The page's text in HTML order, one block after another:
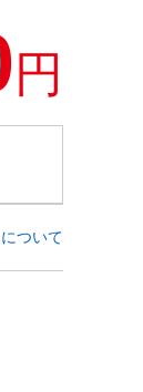
円
ついて